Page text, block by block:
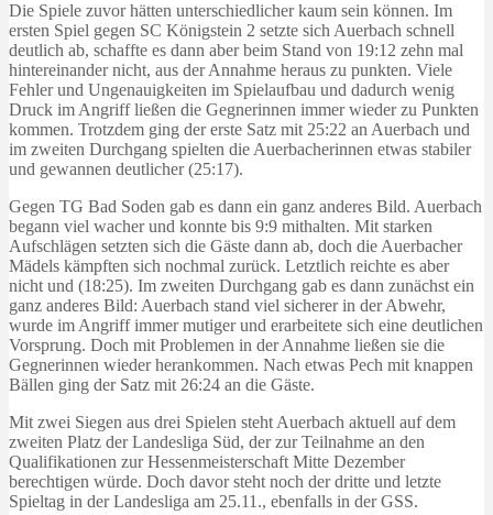
Die Spiele zuvor hätten unterschiedlicher kaum sein können. Im
ersten Spiel gegen SC Königstein 2 setzte sich Auerbach schnell
deutlich ab, schaffte es dann aber beim Stand von 19:12 zehn mal
hintereinander nicht, aus der Annahme heraus zu punkten. Viele
Fehler und Ungenauigkeiten im Spielaufbau und dadurch wenig
Druck im Angriff ließen die Gegnerinnen immer wieder zu Punkten
kommen. Trotzdem ging der erste Satz mit 25:22 an Auerbach und
im zweiten Durchgang spielten die Auerbacherinnen etwas stabiler
und gewannen deutlicher (25:17).
Gegen TG Bad Soden gab es dann ein ganz anderes Bild. Auerbach
begann viel wacher und konnte bis 9:9 mithalten. Mit starken
Aufschlägen setzten sich die Gäste dann ab, doch die Auerbacher
Mädels kämpften sich nochmal zurück. Letztlich reichte es aber
nicht und (18:25). Im zweiten Durchgang gab es dann zunächst ein
ganz anderes Bild: Auerbach stand viel sicherer in der Abwehr,
wurde im Angriff immer mutiger und erarbeitete sich eine deutlichen
Vorsprung. Doch mit Problemen in der Annahme ließen sie die
Gegnerinnen wieder herankommen. Nach etwas Pech mit knappen
Bällen ging der Satz mit 26:24 an die Gäste.
Mit zwei Siegen aus drei Spielen steht Auerbach aktuell auf dem
zweiten Platz der Landesliga Süd, der zur Teilnahme an den
Qualifikationen zur Hessenmeisterschaft Mitte Dezember
berechtigen würde. Doch davor steht noch der dritte und letzte
Spieltag in der Landesliga am 25.11., ebenfalls in der GSS.